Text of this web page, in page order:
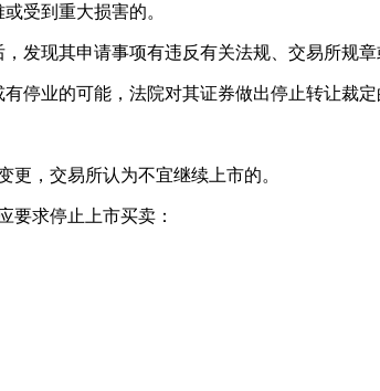
受到重大损害的。
发现其申请事项有违反有关法规、交易所规章
停业的可能，法院对其证券做出停止转让裁定
更，交易所认为不宜继续上市的。
要求停止上市买卖：